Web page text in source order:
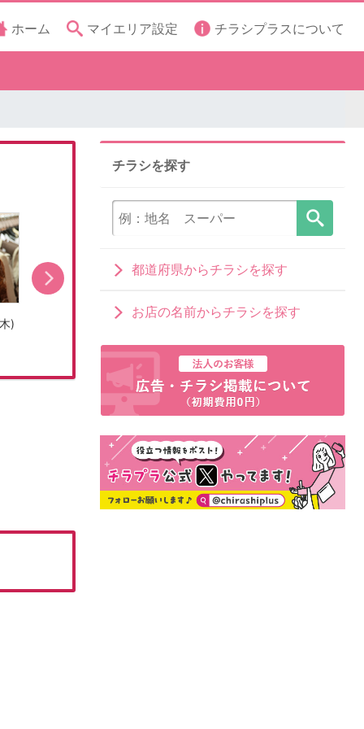
ホーム マイエリア設定 チラシプラスについて
) 売出し期間:8/5(水)〜8/9(日)
チラシを探す
都道府県からチラシを探す
お店の名前からチラシを探す